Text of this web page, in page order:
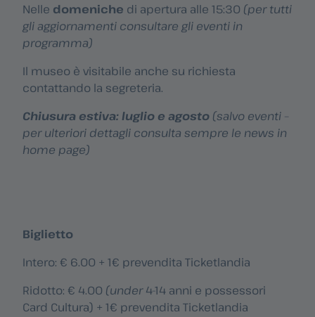
Nelle domeniche di apertura alle 15:30 (per tutti
gli aggiornamenti consultare gli eventi in
programma)
Il museo è visitabile anche su richiesta
contattando la segreteria.
Chiusura estiva: luglio e agosto (salvo eventi –
per ulteriori dettagli consulta sempre le news in
home page)
Biglietto
Intero: € 6.00 + 1€ prevendita Ticketlandia
Ridotto: € 4.00 (under4-14 anni e possessori
Card Cultura) + 1€ prevendita Ticketlandia